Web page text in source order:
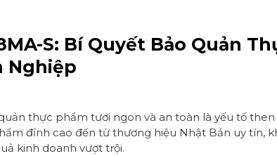
S: Bí Quyết Bảo Quản
Nghiệp
thực phẩm tươi ngon và an toàn là yếu tố
đỉnh cao đến từ thương hiệu Nhật Bản uy tín,
kinh doanh vượt trội.